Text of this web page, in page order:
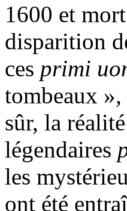
1600 et
disparition
ces primi
tombeaux »,
sûr, la
légendaires
les
ont été